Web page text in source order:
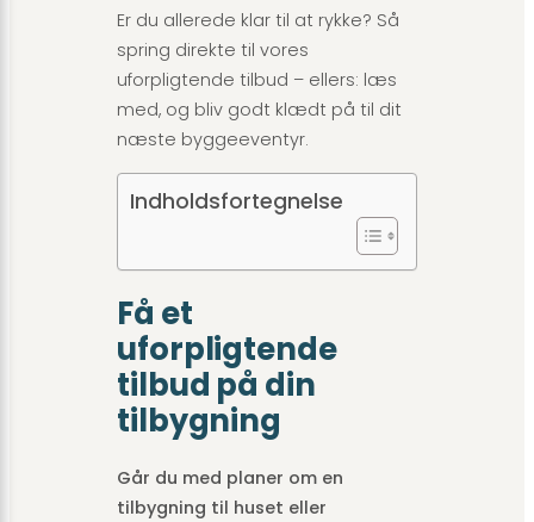
Er du allerede klar til at rykke? Så
spring direkte til vores
uforpligtende tilbud – ellers: læs
med, og bliv godt klædt på til dit
næste byggeeventyr.
Indholdsfortegnelse
Få et
uforpligtende
tilbud på din
tilbygning
Går du med planer om en
tilbygning til huset eller